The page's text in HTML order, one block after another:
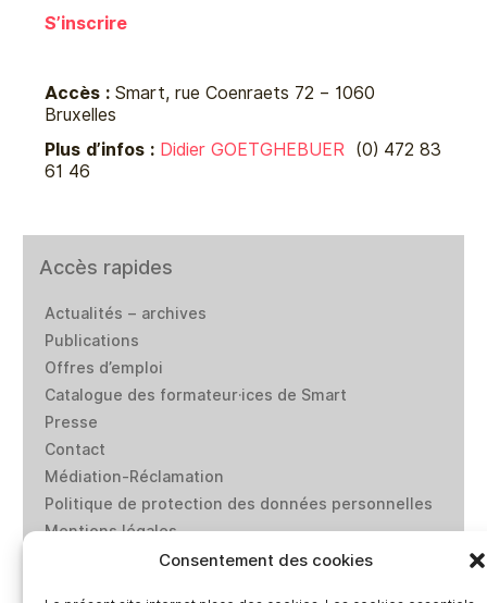
Consentement des cookies
S’inscrire
Accès :Smart, rue Coenraets 72 – 1060
Bruxelles
Plus d’infos : Didier GOETGHEBUER (0) 472 83
61 46
Accès rapides
Actualités – archives
Publications
Offres d’emploi
Catalogue des formateur·ices de Smart
Presse
Contact
Médiation-Réclamation
Politique de protection des données personnelles
Mentions légales
Loi “lanceurs d’alerte”: effectuez un signalement